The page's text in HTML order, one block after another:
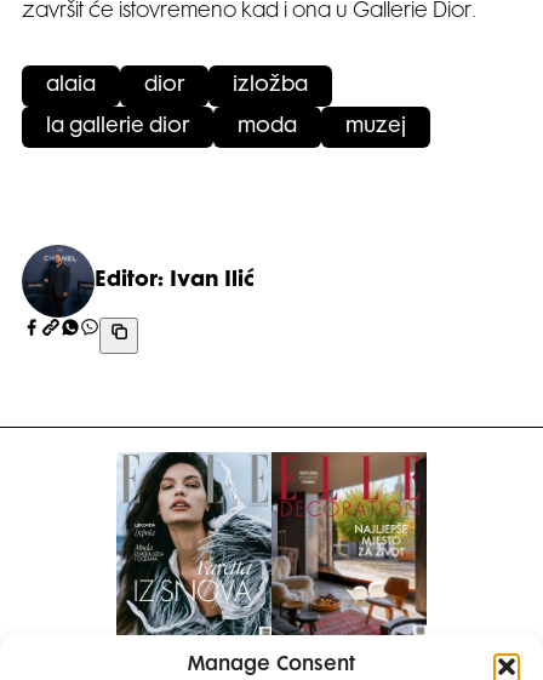
Manage Consent
završit će istovremeno kad i ona u Gallerie Dior.
alaia dior izložba
la gallerie dior moda muzej
Editor: Ivan Ilić
Pretplati se na časopis